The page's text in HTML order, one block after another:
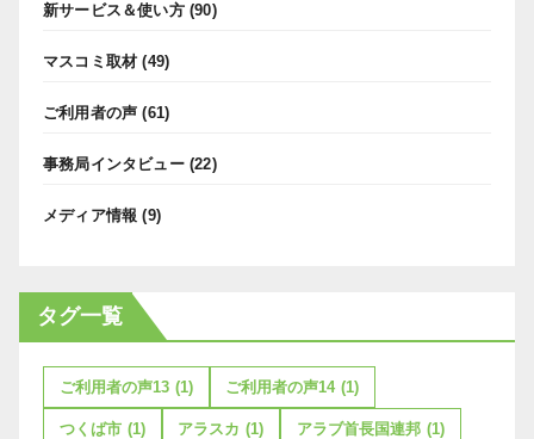
新サービス＆使い方(90)
マスコミ取材 (49)
ご利用者の声 (61)
事務局インタビュー(22)
メディア情報 (9)
タグ一覧
ご利用者の声13 (1) ご利用者の声14 (1)
つくば市 (1) アラスカ (1) アラブ首長国連邦 (1)